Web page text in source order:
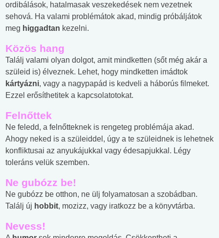
ordibálások, hatalmasak veszekedések nem vezetnek
sehová. Ha valami problémátok akad, mindig próbáljátok
meg higgadtan kezelni.
Közös hang
Találj valami olyan dolgot, amit mindketten (sőt még akár a
szüleid is) élveznek. Lehet, hogy mindketten imádtok
kártyázni, vagy a nagypapád is kedveli a háborús filmeket.
Ezzel erősíthetitek a kapcsolatotokat.
Felnőttek
Ne feledd, a felnőtteknek is rengeteg problémája akad.
Ahogy neked is a szüleiddel, úgy a te szüleidnek is lehetnek
konfliktusai az anyukájukkal vagy édesapjukkal. Légy
toleráns velük szemben.
Ne gubózz be!
Ne gubózz be otthon, ne ülj folyamatosan a szobádban.
Találj új hobbit, mozizz, vagy iratkozz be a könyvtárba.
Nevess!